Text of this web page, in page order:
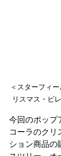
＜スターフィ
リスマス・ビ
今回のポップ
コーラのクリ
ション商品の